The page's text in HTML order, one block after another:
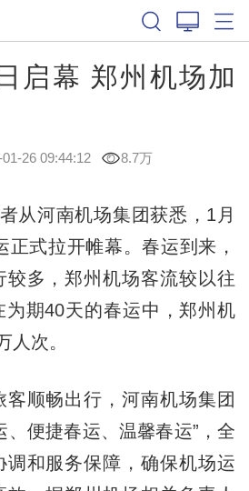
启幕 郑州机场加
01-26 09:44:12 8.7万
河南机场集团获悉，1月
正式拉开帷幕。春运到来，
较多，郑州机场客流较以往
期40天的春运中，郑州机
人次。
顺畅出行，河南机场集团
、便捷春运、温馨春运”，全
调和服务保障，确保机场运